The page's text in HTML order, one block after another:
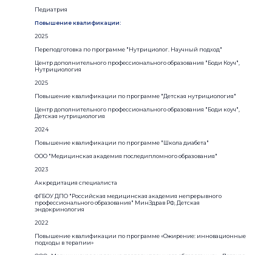
Педиатрия
Повышение квалификации:
2025
Переподготовка по программе "Нутрициолог. Научный подход"
Центр дополнительного профессионального образования "Боди Коуч",
Нутрициология
2025
Повышение квалификации по программе "Детская нутрициология"
Центр дополнительного профессионального образования "Боди коуч",
Детская нутрициология
2024
Повышение квалификации по программе "Школа диабета"
ООО "Медицинская академия последипломного образования"
2023
Аккредитация специалиста
ФГБОУ ДПО "Российская медицинская академия непрерывного
профессионального образования" МинЗдрав РФ, Детская
эндокринология
2022
Повышение квалификации по программе «Ожирение: инновационные
подходы в терапии»